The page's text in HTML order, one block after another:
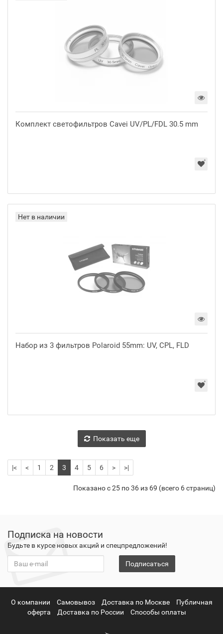
Комплект светофильтров Cavei UV/PL/FDL 30.5 mm
Нет в наличии
Набор из 3 фильтров Polaroid 55mm: UV, CPL, FLD
Показать еще
|< < 1 2 3 4 5 6 > >|
Показано с 25 по 36 из 69 (всего 6 страниц)
Подписка на новости
Будьте в курсе новых акций и спецпредложений!
Подписаться
О компании Самовывоз Доставка по Москве
Публичная
оферта
Доставка по России Способы оплаты